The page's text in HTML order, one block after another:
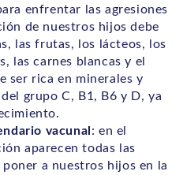
enfrentar las agresiones
de nuestros hijos debe
las frutas, los lácteos, los
las carnes blancas y el
ser rica en minerales y
grupo C, B1, B6 y D, ya
vacunal : en el
aparecen todas las
a nuestros hijos en la